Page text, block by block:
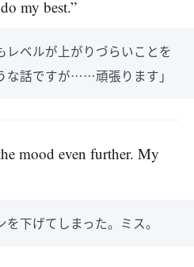
my best.”
ベルが上がりづらいことを
な話ですが……頑張ります」
mood even further. My
下げてしまった。ミス。